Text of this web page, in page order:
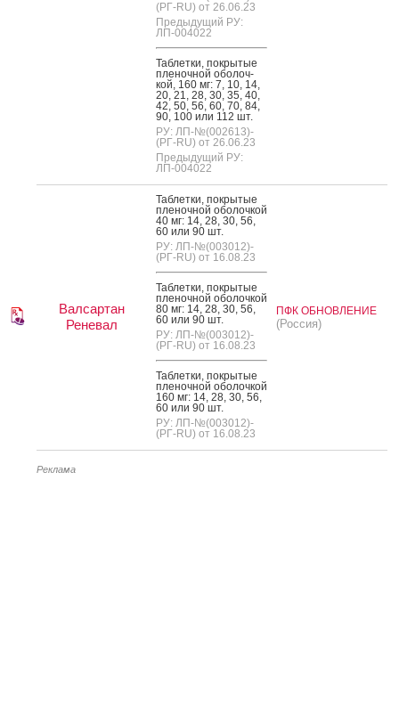
(РГ-RU) от 26.06.23
Предыдущий РУ:
ЛП-004022
Таб­летки, пок­ры­тые
пле­ноч­ной обо­лоч­
кой, 160 мг: 7, 10, 14,
20, 21, 28, 30, 35, 40,
42, 50, 56, 60, 70, 84,
90, 100 или 112 шт.
РУ: ЛП-№(002613)-
(РГ-RU) от 26.06.23
Предыдущий РУ:
ЛП-004022
Валсартан
Реневал
Таб­летки, пок­ры­тые
пле­ноч­ной обо­лоч­кой
40 мг: 14, 28, 30, 56,
60 или 90 шт.
РУ: ЛП-№(003012)-
(РГ-RU) от 16.08.23
Таб­летки, пок­ры­тые
пле­ноч­ной обо­лоч­кой
80 мг: 14, 28, 30, 56,
60 или 90 шт.
РУ: ЛП-№(003012)-
(РГ-RU) от 16.08.23
Таб­летки, пок­ры­тые
пле­ноч­ной обо­лоч­кой
160 мг: 14, 28, 30, 56,
60 или 90 шт.
РУ: ЛП-№(003012)-
(РГ-RU) от 16.08.23
ПФК ОБНОВЛЕНИЕ
(Россия)
Реклама